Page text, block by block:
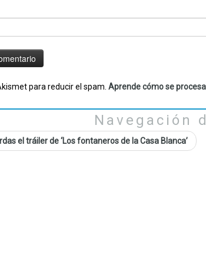
para reducir el spam. Aprende cómo se
Navegación
el tráiler de ‘Los fontaneros de la Casa Blanca’